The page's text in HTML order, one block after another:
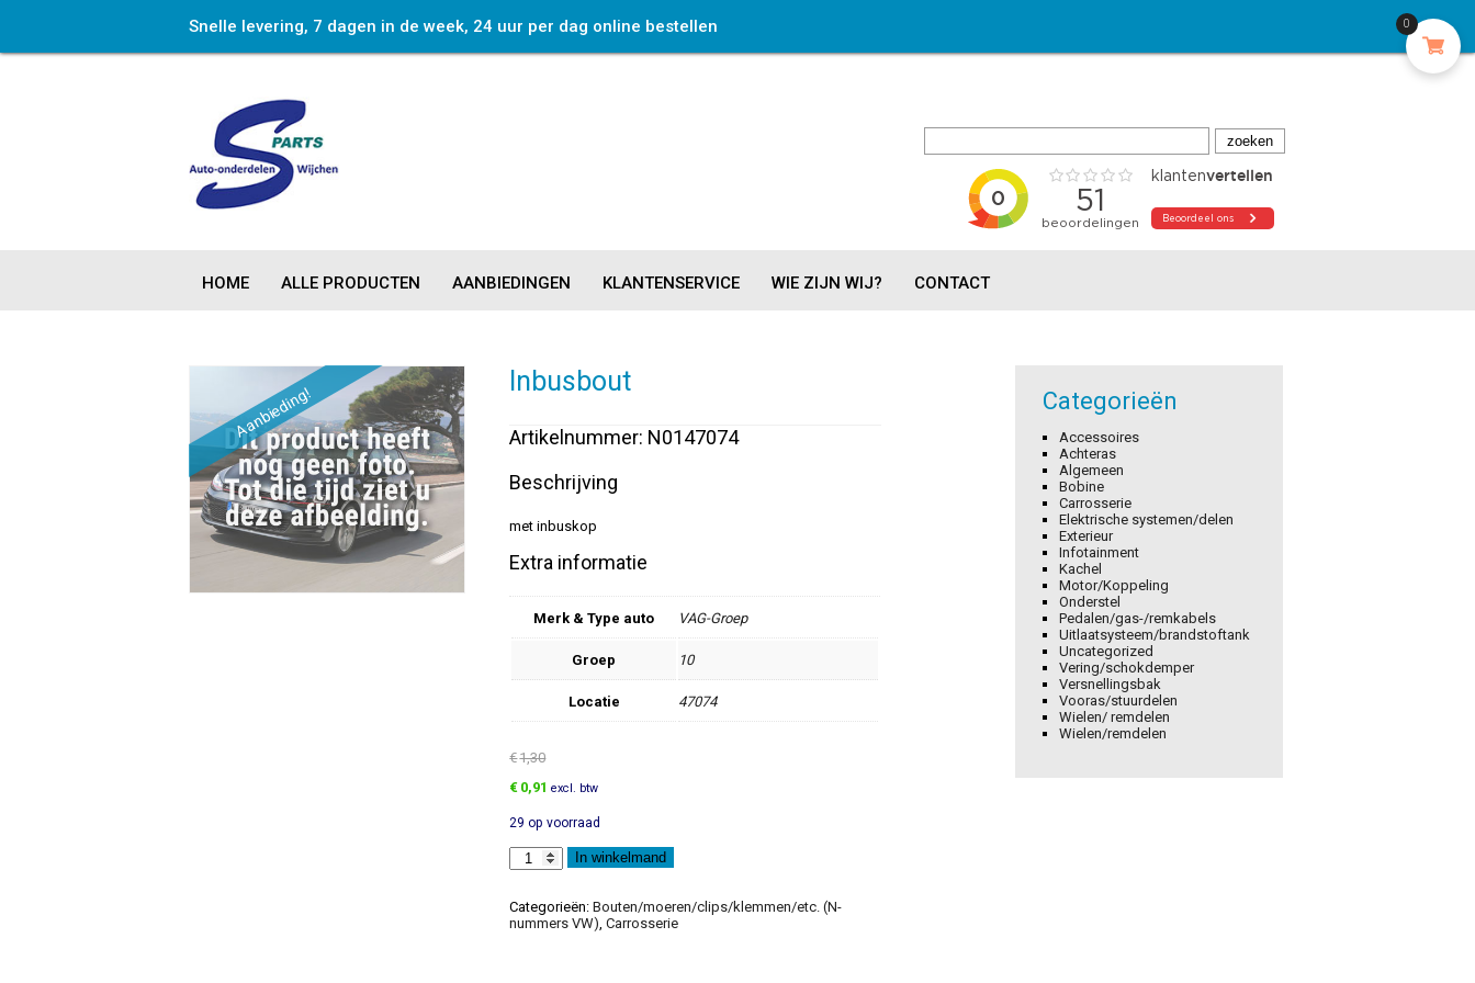
Snelle levering, 7 dagen in de week, 24 uur per dag online bestellen
HOME ALLE PRODUCTEN AANBIEDINGEN KLANTENSERVICE WIE ZIJN WIJ? CONTACT
Aanbieding!
Inbusbout
Artikelnummer: N0147074
Beschrijving
met inbuskop
Extra informatie
Merk & Type auto VAG-Groep
Groep 10
Locatie 47074
€1,30
Oorspronkelijke
was:
€1,30.
€ 0,91 Huidige
is:
€0,91.
excl. btw
29 op voorraad
Inbusbout
aantal
In winkelmand
Categorieën:Bouten/moeren/clips/klemmen/etc. (N-
nummers VW) ,Carrosserie
Categorieën
Accessoires
Achteras
Algemeen
Bobine
Carrosserie
Elektrische systemen/delen
Exterieur
Infotainment
Kachel
Motor/Koppeling
Onderstel
Pedalen/gas-/remkabels
Uitlaatsysteem/brandstoftank
Uncategorized
Vering/schokdemper
Versnellingsbak
Vooras/stuurdelen
Wielen/ remdelen
Wielen/remdelen
0